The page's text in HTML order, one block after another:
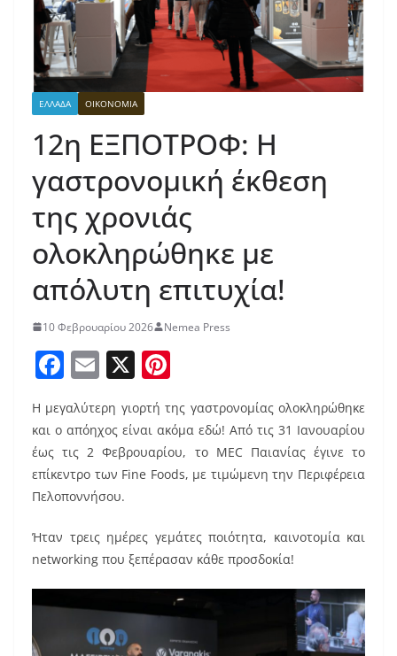
ΕΛΛΑΔΑ ΟΙΚΟΝΟΜΙΑ
12η ΕΞΠΟΤΡΟΦ: Η
γαστρονομική έκθεση
της χρονιάς
ολοκληρώθηκε με
απόλυτη επιτυχία!
10 Φεβρουαρίου 2026 Nemea Press
F
a
c
e
b
o
o
k
E
ai
l
X
er
e
st
Η μεγαλύτερη γιορτή της γαστρονομίας ολοκληρώθηκε
και ο απόηχος είναι ακόμα εδώ! Από τις 31 Ιανουαρίου
έως τις 2 Φεβρουαρίου, το MEC Παιανίας έγινε το
επίκεντρο των Fine Foods, με τιμώμενη την Περιφέρεια
Πελοποννήσου.
Ήταν τρεις ημέρες γεμάτες ποιότητα, καινοτομία και
networking που ξεπέρασαν κάθε προσδοκία!